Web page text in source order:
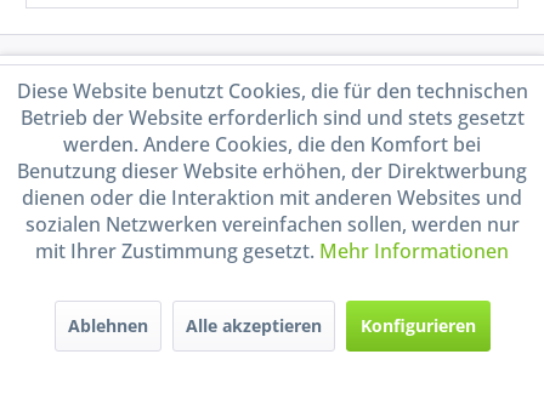
Service Hotline
Shop Service
Informationen
Handel mit BIO-Weinen
durch DE-ÖKO-009
Diese Website benutzt Cookies, die für den technischen
Betrieb der Website erforderlich sind und stets gesetzt
werden. Andere Cookies, die den Komfort bei
Benutzung dieser Website erhöhen, der Direktwerbung
dienen oder die Interaktion mit anderen Websites und
sozialen Netzwerken vereinfachen sollen, werden nur
mit Ihrer Zustimmung gesetzt. Mehr Informationen
Ablehnen Alle akzeptieren Konfigurieren